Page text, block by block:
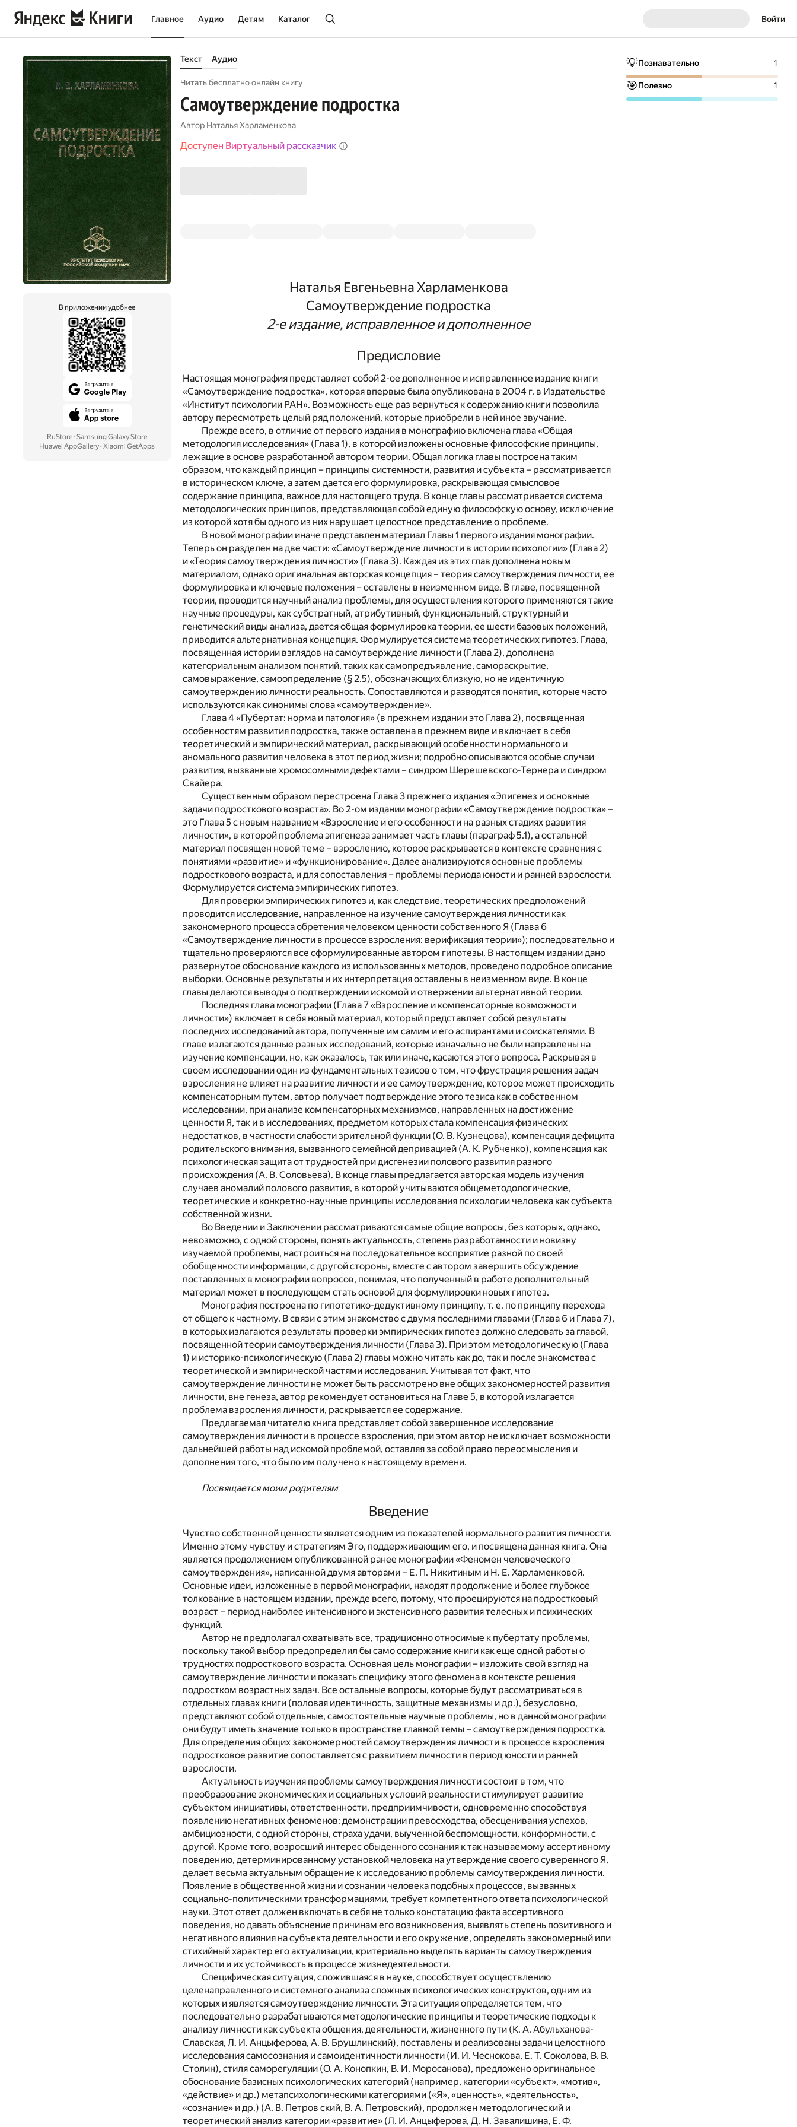
Главное Аудио Детям Каталог Войти
В приложении удобнее
RuStore· Samsung Galaxy Store
Huawei AppGallery· Xiaomi GetApps
Текст Аудио
Читать бесплатно онлайн книгу
Самоутверждение подростка
Автор Наталья Харламенкова
Доступен Виртуальный рассказчик
Наталья Евгеньевна Харламенкова
Самоутверждение подростка
2-е издание, исправленное и дополненное
Предисловие
Настоящая монография представляет собой 2-ое дополненное и исправленное издание книги
«Самоутверждение подростка», которая впервые была опубликована в 2004 г. в Издательстве
«Институт психологии РАН». Возможность еще раз вернуться к содержанию книги позволила
автору пересмотреть целый ряд положений, которые приобрели в ней иное звучание.
Прежде всего, в отличие от первого издания в монографию включена глава «Общая
методология исследования» (Глава 1), в которой изложены основные философские принципы,
лежащие в основе разработанной автором теории. Общая логика главы построена таким
образом, что каждый принцип – принципы системности, развития и субъекта – рассматривается
в историческом ключе, а затем дается его формулировка, раскрывающая смысловое
содержание принципа, важное для настоящего труда. В конце главы рассматривается система
методологических принципов, представляющая собой единую философскую основу, исключение
из которой хотя бы одного из них нарушает целостное представление о проблеме.
В новой монографии иначе представлен материал Главы 1 первого издания монографии.
Теперь он разделен на две части: «Самоутверждение личности в истории психологии» (Глава 2)
и «Теория самоутверждения личности» (Глава 3). Каждая из этих глав дополнена новым
материалом, однако оригинальная авторская концепция – теория самоутверждения личности, ее
формулировка и ключевые положения – оставлены в неизменном виде. В главе, посвященной
теории, проводится научный анализ проблемы, для осуществления которого применяются такие
научные процедуры, как субстратный, атрибутивный, функциональный, структурный и
генетический виды анализа, дается общая формулировка теории, ее шести базовых положений,
приводится альтернативная концепция. Формулируется система теоретических гипотез. Глава,
посвященная истории взглядов на самоутверждение личности (Глава 2), дополнена
категориальным анализом понятий, таких как самопредъявление, самораскрытие,
самовыражение, самоопределение (§ 2.5), обозначающих близкую, но не идентичную
самоутверждению личности реальность. Сопоставляются и разводятся понятия, которые часто
используются как синонимы слова «самоутверждение».
Глава 4 «Пубертат: норма и патология» (в прежнем издании это Глава 2), посвященная
особенностям развития подростка, также оставлена в прежнем виде и включает в себя
теоретический и эмпирический материал, раскрывающий особенности нормального и
аномального развития человека в этот период жизни; подробно описываются особые случаи
развития, вызванные хромосомными дефектами – синдром Шерешевского-Тернера и синдром
Свайера.
Существенным образом перестроена Глава 3 прежнего издания «Эпигенез и основные
задачи подросткового возраста». Во 2-ом издании монографии «Самоутверждение подростка» –
это Глава 5 с новым названием «Взросление и его особенности на разных стадиях развития
личности», в которой проблема эпигенеза занимает часть главы (параграф 5.1), а остальной
материал посвящен новой теме – взрослению, которое раскрывается в контексте сравнения с
понятиями «развитие» и «функционирование». Далее анализируются основные проблемы
подросткового возраста, и для сопоставления – проблемы периода юности и ранней взрослости.
Формулируется система эмпирических гипотез.
Для проверки эмпирических гипотез и, как следствие, теоретических предположений
проводится исследование, направленное на изучение самоутверждения личности как
закономерного процесса обретения человеком ценности собственного Я (Глава 6
«Самоутверждение личности в процессе взросления: верификация теории»); последовательно и
тщательно проверяются все сформулированные автором гипотезы. В настоящем издании дано
развернутое обоснование каждого из использованных методов, проведено подробное описание
выборки. Основные результаты и их интерпретация оставлены в неизменном виде. В конце
главы делаются выводы о подтверждении искомой и отвержении альтернативной теории.
Последняя глава монографии (Глава 7 «Взросление и компенсаторные возможности
личности») включает в себя новый материал, который представляет собой результаты
последних исследований автора, полученные им самим и его аспирантами и соискателями. В
главе излагаются данные разных исследований, которые изначально не были направлены на
изучение компенсации, но, как оказалось, так или иначе, касаются этого вопроса. Раскрывая в
своем исследовании один из фундаментальных тезисов о том, что фрустрация решения задач
взросления не влияет на развитие личности и ее самоутверждение, которое может происходить
компенсаторным путем, автор получает подтверждение этого тезиса как в собственном
исследовании, при анализе компенсаторных механизмов, направленных на достижение
ценности Я, так и в исследованиях, предметом которых стала компенсация физических
недостатков, в частности слабости зрительной функции (О. В. Кузнецова), компенсация дефицита
родительского внимания, вызванного семейной депривацией (А. К. Рубченко), компенсация как
психологическая защита от трудностей при дисгенезии полового развития разного
происхождения (А. В. Соловьева). В конце главы предлагается авторская модель изучения
случаев аномалий полового развития, в которой учитываются общеметодологические,
теоретические и конкретно-научные принципы исследования психологии человека как субъекта
собственной жизни.
Во Введении и Заключении рассматриваются самые общие вопросы, без которых, однако,
невозможно, с одной стороны, понять актуальность, степень разработанности и новизну
изучаемой проблемы, настроиться на последовательное восприятие разной по своей
обобщенности информации, с другой стороны, вместе с автором завершить обсуждение
поставленных в монографии вопросов, понимая, что полученный в работе дополнительный
материал может в последующем стать основой для формулировки новых гипотез.
Монография построена по гипотетико-дедуктивному принципу, т. е. по принципу перехода
от общего к частному. В связи с этим знакомство с двумя последними главами (Глава 6 и Глава 7),
в которых излагаются результаты проверки эмпирических гипотез должно следовать за главой,
посвященной теории самоутверждения личности (Глава 3). При этом методологическую (Глава
1) и историко-психологическую (Глава 2) главы можно читать как до, так и после знакомства с
теоретической и эмпирической частями исследования. Учитывая тот факт, что
самоутверждение личности не может быть рассмотрено вне общих закономерностей развития
личности, вне генеза, автор рекомендует остановиться на Главе 5, в которой излагается
проблема взросления личности, раскрывается ее содержание.
Предлагаемая читателю книга представляет собой завершенное исследование
самоутверждения личности в процессе взросления, при этом автор не исключает возможности
дальнейшей работы над искомой проблемой, оставляя за собой право переосмысления и
дополнения того, что было им получено к настоящему времени.
Посвящается моим родителям
Введение
Чувство собственной ценности является одним из показателей нормального развития личности.
Именно этому чувству и стратегиям Эго, поддерживающим его, и посвящена данная книга. Она
является продолжением опубликованной ранее монографии «Феномен человеческого
самоутверждения», написанной двумя авторами – Е. П. Никитиным и Н. Е. Харламенковой.
Основные идеи, изложенные в первой монографии, находят продолжение и более глубокое
толкование в настоящем издании, прежде всего, потому, что проецируются на подростковый
возраст – период наиболее интенсивного и экстенсивного развития телесных и психических
функций.
Автор не предполагал охватывать все, традиционно относимые к пубертату проблемы,
поскольку такой выбор предопределил бы само содержание книги как еще одной работы о
трудностях подросткового возраста. Основная цель монографии – изложить свой взгляд на
самоутверждение личности и показать специфику этого феномена в контексте решения
подростком возрастных задач. Все остальные вопросы, которые будут рассматриваться в
отдельных главах книги (половая идентичность, защитные механизмы и др.), безусловно,
представляют собой отдельные, самостоятельные научные проблемы, но в данной монографии
они будут иметь значение только в пространстве главной темы – самоутверждения подростка.
Для определения общих закономерностей самоутверждения личности в процессе взросления
подростковое развитие сопоставляется с развитием личности в период юности и ранней
взрослости.
Актуальность изучения проблемы самоутверждения личности состоит в том, что
преобразование экономических и социальных условий реальности стимулирует развитие
субъектом инициативы, ответственности, предприимчивости, одновременно способствуя
появлению негативных феноменов: демонстрации превосходства, обесценивания успехов,
амбициозности, с одной стороны, страха удачи, выученной беспомощности, конформности, с
другой. Кроме того, возросший интерес обыденного сознания к так называемому ассертивному
поведению, детерминированному установкой человека на утверждение своего суверенного Я,
делает весьма актуальным обращение к исследованию проблемы самоутверждения личности.
Появление в общественной жизни и сознании человека подобных процессов, вызванных
социально-политическими трансформациями, требует компетентного ответа психологической
науки. Этот ответ должен включать в себя не только констатацию факта ассертивного
поведения, но давать объяснение причинам его возникновения, выявлять степень позитивного и
негативного влияния на субъекта деятельности и его окружение, определять закономерный или
стихийный характер его актуализации, критериально выделять варианты самоутверждения
личности и их устойчивость в процессе жизнедеятельности.
Специфическая ситуация, сложившаяся в науке, способствует осуществлению
целенаправленного и системного анализа сложных психологических конструктов, одним из
которых и является самоутверждение личности. Эта ситуация определяется тем, что
последовательно разрабатываются методологические принципы и теоретические подходы к
анализу личности как субъекта общения, деятельности, жизненного пути (К. А. Абульханова-
Славская, Л. И. Анцыферова, А. В. Брушлинский), поставлены и реализованы задачи целостного
исследования самосознания и самоидентичности личности (И. И. Чеснокова, Е. Т. Соколова, В. В.
Столин), стиля саморегуляции (О. А. Конопкин, В. И. Моросанова), предложено оригинальное
обоснование базисных психологических категорий (например, категории «субъект», «мотив»,
«действие» и др.) метапсихологическими категориями («Я», «ценность», «деятельность»,
«сознание» и др.) (А. В. Петров ский, В. А. Петровский), продолжен методологический и
теоретический анализ категории «развитие» (Л. И. Анцыферова, Д. Н. Завалишина, Е. Ф.
💡Познавательно 1
🎯Полезно 1